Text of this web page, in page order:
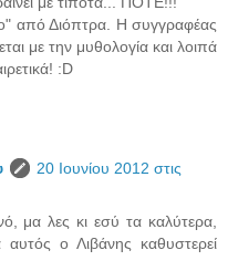
από Διόπτρα. Η συγγραφέας
με την μυθολογία και λοιπά
:D
20 Ιουνίου 2012 στις
μα λες κι εσύ τα καλύτερα,
ο Λιβάνης καθυστερεί